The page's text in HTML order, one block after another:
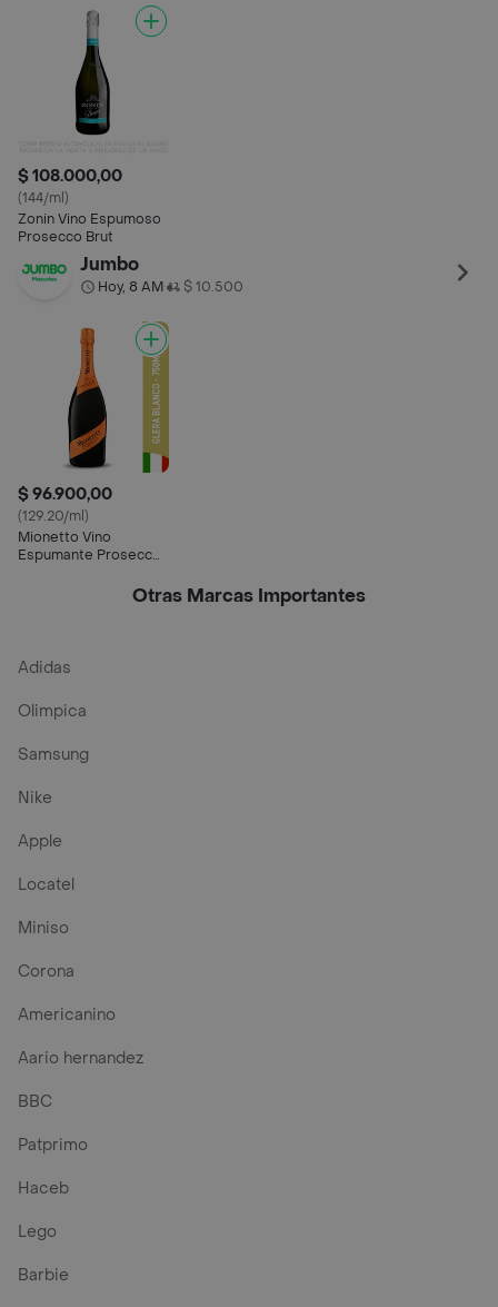
$ 108.000,00
(144/ml)
Zonin Vino Espumoso
Prosecco Brut
Jumbo
Hoy, 8 AM• $ 10.500
$ 96.900,00
(129.20/ml)
Mionetto Vino
Espumante Prosecco
Otras Marcas Importantes
Adidas
Olimpica
Samsung
Nike
Apple
Locatel
Miniso
Corona
Americanino
Aario hernandez
BBC
Patprimo
Haceb
Lego
Barbie